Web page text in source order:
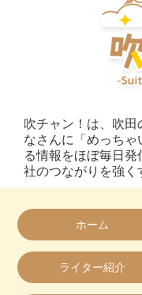
吹チャン！は、吹
なさんに「めっち
る情報をほぼ毎日
社のつながりを強く
ホーム
ライター紹介